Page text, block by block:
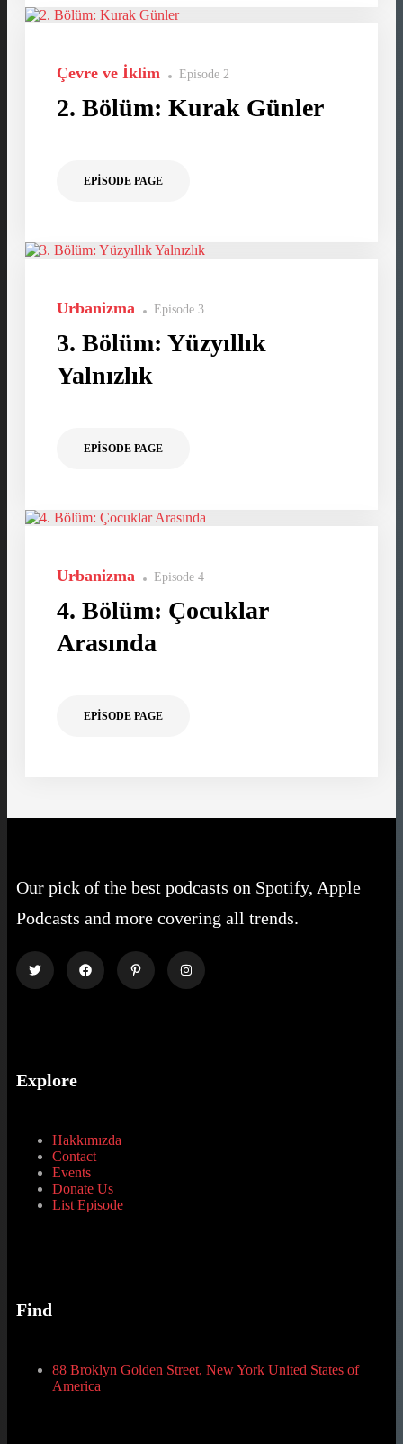
Çevre ve İklim Episode 2
2. Bölüm: Kurak Günler
EPISODE PAGE
Urbanizma Episode 3
3. Bölüm: Yüzyıllık
Yalnızlık
EPISODE PAGE
Urbanizma Episode 4
4. Bölüm: Çocuklar
Arasında
EPISODE PAGE
Our pick of the best podcasts on Spotify, Apple
Podcasts and more covering all trends.
Explore
Hakkımızda
Contact
Events
Donate Us
List Episode
Find
88 Broklyn Golden Street, New York United States of
America